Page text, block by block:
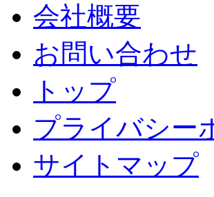
会社概要
お問い合わせ
トップ
プライバシー
サイトマップ